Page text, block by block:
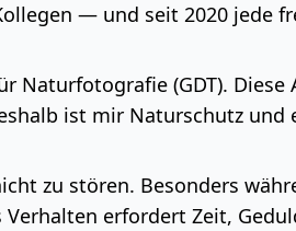
— und seit 2020 jede
Naturfotografie (GDT).
ist mir Naturschutz
zu stören. Besonders
erfordert Zeit,